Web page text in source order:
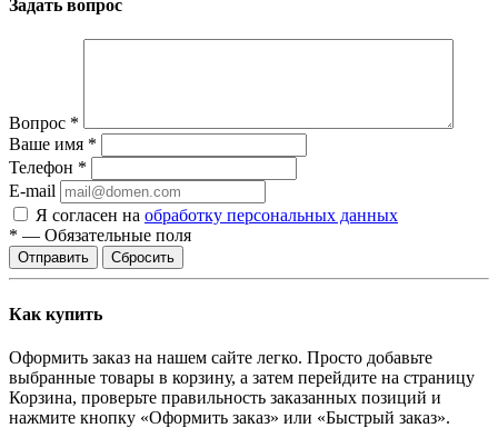
Задать вопрос
Вопрос *
Ваше имя *
Телефон *
E-mail
Я согласен на обработку персональных данных
* — Обязательные поля
Сбросить
Как купить
Оформить заказ на нашем сайте легко. Просто добавьте
выбранные товары в корзину, а затем перейдите на страницу
Корзина, проверьте правильность заказанных позиций и
нажмите кнопку «Оформить заказ» или «Быстрый заказ».